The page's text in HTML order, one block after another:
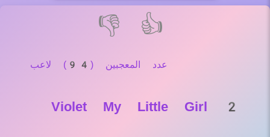
👍
👎
عدد المعجبين (94) لاعب
Violet My Little Girl 2